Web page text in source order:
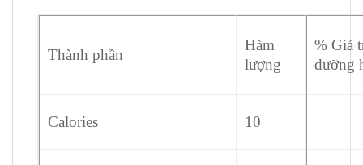
Thành phần
Hàm
lượng
% Giá
dưỡng
Calories 10